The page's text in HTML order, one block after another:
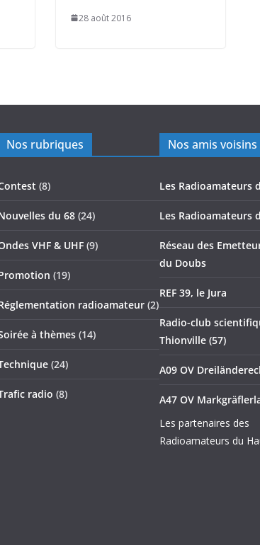
28 août 2016
Nos rubriques
(8)
du 68 (24)
VHF & UHF (9)
(19)
radioamateur (2)
à thèmes (14)
(24)
radio (8)
Nos amis voisins
Les Radioamateurs
Les Radioamateurs
Réseau des
du Doubs
REF 39, le Jura
Radio-club
Thionville (57)
A09 OV
A47 OV
Les partenaires des
Radioamateurs du